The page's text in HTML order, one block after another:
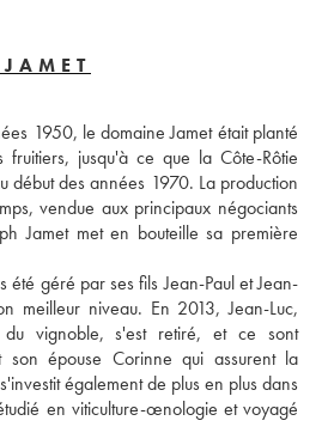
1950, le domaine Jamet était planté
fruitiers, jusqu'à ce que la Côte-Rôtie
début des années 1970. La production
vendue aux principaux négociants
Jamet met en bouteille sa première
été géré par ses fils Jean-Paul et Jean-
meilleur niveau. En 2013, Jean-Luc,
du vignoble, s'est retiré, et ce sont
son épouse Corinne qui assurent la
également de plus en plus dans
en viticulture-œnologie et voyagé